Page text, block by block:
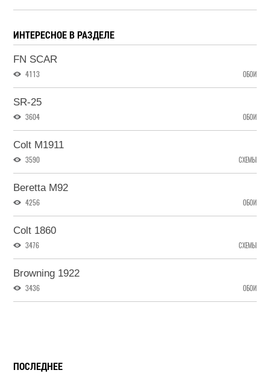
ИНТЕРЕСНОЕ В РАЗДЕЛЕ
FN SCAR
4113 ОБОИ
SR-25
3604 ОБОИ
Colt М1911
3590 СХЕМЫ
Beretta M92
4256 ОБОИ
Colt 1860
3476 СХЕМЫ
Browning 1922
3436 ОБОИ
ПОСЛЕДНЕЕ